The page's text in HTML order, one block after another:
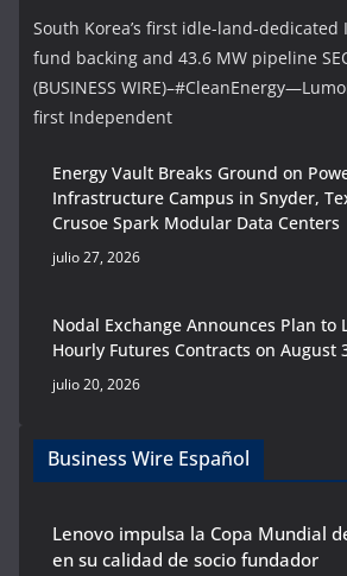
South Korea’s first idle-land-dedicated
fund backing and 43.6 MW pipeline
(BUSINESS
first Independent
Energy Vault Breaks Ground on
Infrastructure Campus in Snyder,
Crusoe Spark Modular Data Centers
julio 27, 2026
Nodal Exchange Announces Plan to
Hourly Futures Contracts on August
julio 20, 2026
Business Wire Español
Lenovo impulsa la Copa Mundial
en su calidad de socio fundador